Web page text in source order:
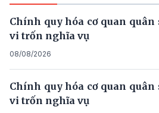
Chính quy hóa cơ quan quân
vi trốn nghĩa vụ
08/08/2026
Chính quy hóa cơ quan quân
vi trốn nghĩa vụ